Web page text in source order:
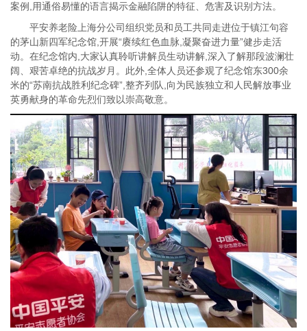
案例,用通俗易懂的语言揭示金融陷阱的特征、危害及识别方法。
平安养老险上海分公司组织党员和员工共同走进位于镇江句容
的茅山新四军纪念馆,开展“赓续红色血脉,凝聚奋进力量”健步走活
动。在纪念馆内,大家认真聆听讲解员生动讲解,深入了解那段波澜壮
阔、艰苦卓绝的抗战岁月。此外,全体人员还参观了纪念馆东300余
米的“苏南抗战胜利纪念碑”,整齐列队,向为民族独立和人民解放事业
英勇献身的革命先烈们致以崇高敬意。